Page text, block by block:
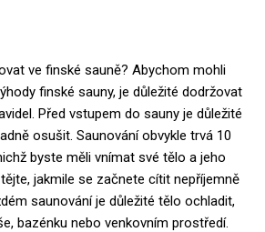
ve finské sauně? Abychom mohli
finské sauny, je důležité dodržovat
Před vstupem do sauny je důležité
osušit. Saunování obvykle trvá 10
byste měli vnímat své tělo a jeho
jakmile se začnete cítit nepříjemně
saunování je důležité tělo ochladit,
bazénku nebo venkovním prostředí.